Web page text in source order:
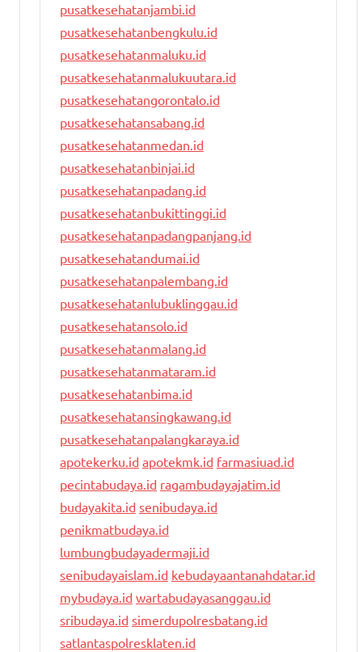
pusatkesehatanjambi.id
pusatkesehatanbengkulu.id
pusatkesehatanmaluku.id
pusatkesehatanmalukuutara.id
pusatkesehatangorontalo.id
pusatkesehatansabang.id
pusatkesehatanmedan.id
pusatkesehatanbinjai.id
pusatkesehatanpadang.id
pusatkesehatanbukittinggi.id
pusatkesehatanpadangpanjang.id
pusatkesehatandumai.id
pusatkesehatanpalembang.id
pusatkesehatanlubuklinggau.id
pusatkesehatansolo.id
pusatkesehatanmalang.id
pusatkesehatanmataram.id
pusatkesehatanbima.id
pusatkesehatansingkawang.id
pusatkesehatanpalangkaraya.id
apotekerku.id apotekmk.id farmasiuad.id
pecintabudaya.id ragambudayajatim.id
budayakita.id senibudaya.id
penikmatbudaya.id
lumbungbudayadermaji.id
senibudayaislam.id kebudayaantanahdatar.id
mybudaya.id wartabudayasanggau.id
sribudaya.id simerdupolresbatang.id
satlantaspolresklaten.id